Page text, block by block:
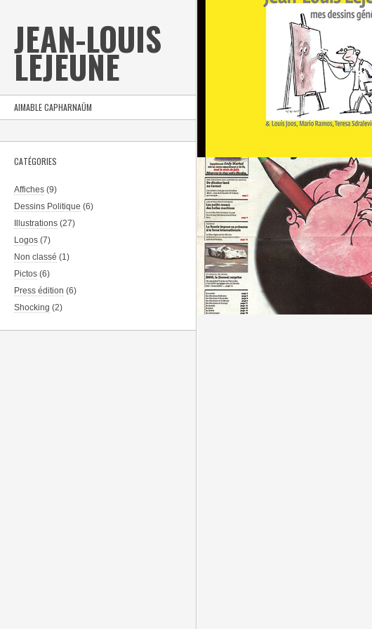
JEAN-LOUIS
LEJEUNE
AIMABLE CAPHARNAÜM
CATÉGORIES
Affiches (9)
Dessins Politique (6)
Illustrations (27)
Logos (7)
Non classé (1)
Pictos (6)
Press édition (6)
Shocking (2)